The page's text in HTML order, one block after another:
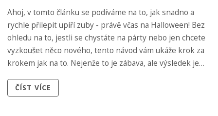
Ahoj, v tomto článku se podíváme na to, jak snadno a
rychle přilepit upíří zuby - právě včas na Halloween! Bez
ohledu na to, jestli se chystáte na párty nebo jen chcete
vyzkoušet něco nového, tento návod vám ukáže krok za
krokem jak na to. Nejenže to je zábava, ale výsledek je
budete mít nejlepší look na večírku!
ČÍST VÍCE